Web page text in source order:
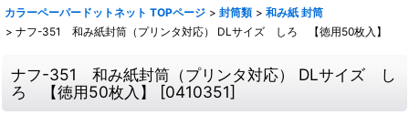
カラーペーパードットネット TOPページ > 封筒類 > 和み紙 封筒
> ナフ-351 和み紙封筒（プリンタ対応） DLサイズ しろ 【徳用50枚入】
ナフ-351 和み紙封筒（プリンタ対応） DLサイズ し
ろ 【徳用50枚入】
[0410351]